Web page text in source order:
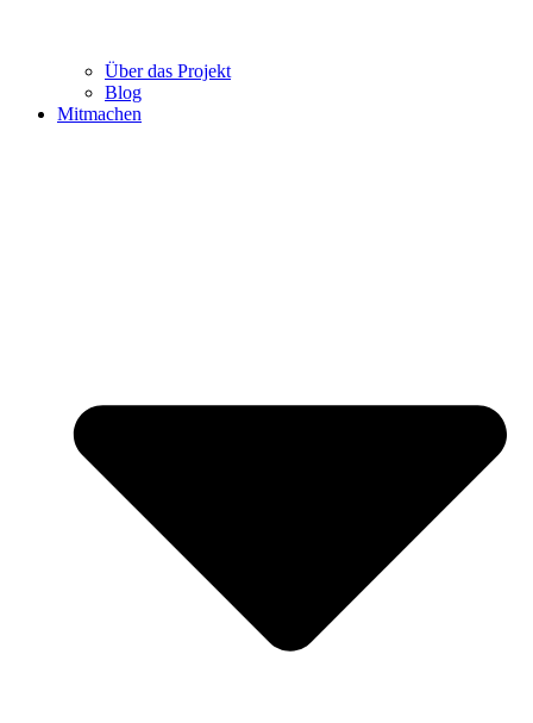
Über das Projekt
Blog
Mitmachen